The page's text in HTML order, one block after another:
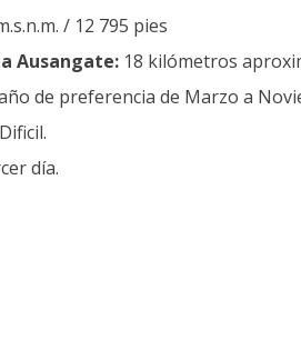
/ 12 795 pies
Ausangate: 18 kilómetros
de preferencia de Marzo a
día.